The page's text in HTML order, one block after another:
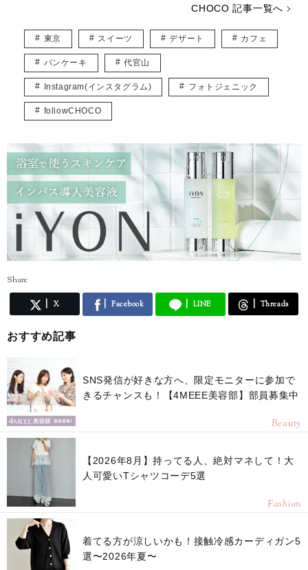
https://www.instagram.com/this_is_choco/
CHOCO 記事一覧へ
東京 スイーツ デザート カフェ
パンケーキ 代官山
Instagram(インスタグラム) フォトジェニック
followCHOCO
Share
X Facebook LINE Threads
おすすめ記事
SNS発信が好きな方へ、限定モニターに参加で
きるチャンスも！【4MEEE美容部】部員募集中
Beauty
【2026年8月】持ってる人、絶対マネして！大
人可愛いTシャツコーデ5選
Fashion
着てる方が涼しいかも！接触冷感カーディガン5
選〜2026年夏〜